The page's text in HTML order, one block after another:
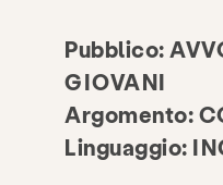
Pubblico:
GIOVANI
Argomento:
Linguaggio: